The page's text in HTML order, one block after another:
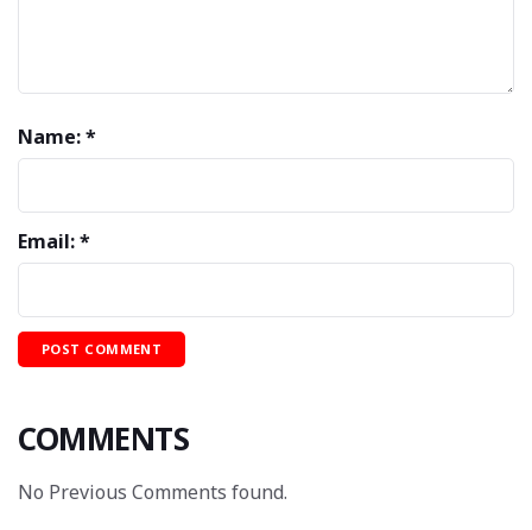
Name: *
Email: *
COMMENTS
No Previous Comments found.